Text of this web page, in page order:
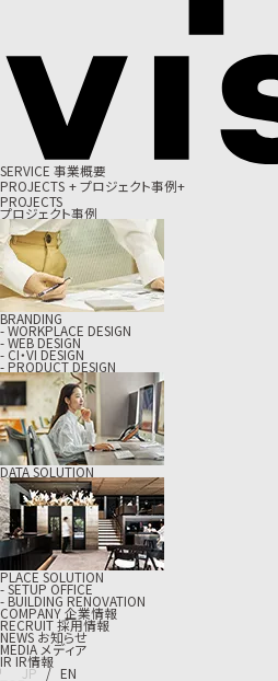
SERVICE 事業概要
PROJECTS +プロジェクト事例+
PROJECTS
プロジェクト事例
BRANDING
- WORKPLACE DESIGN
- WEB DESIGN
- CI・VI DESIGN
- PRODUCT DESIGN
DATA SOLUTION
PLACE SOLUTION
- SETUP OFFICE
- BUILDING RENOVATION
COMPANY企業情報
RECRUIT採用情報
NEWSお知らせ
MEDIAメディア
IRIR情報
JP / EN